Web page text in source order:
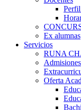
Ex alumnas
Servicios
RUNA
Admisiones
Oferta